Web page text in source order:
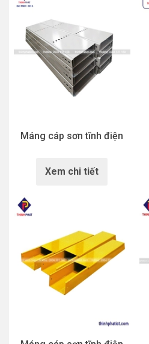
Máng cáp sơn tĩnh điện
Xem chi tiết